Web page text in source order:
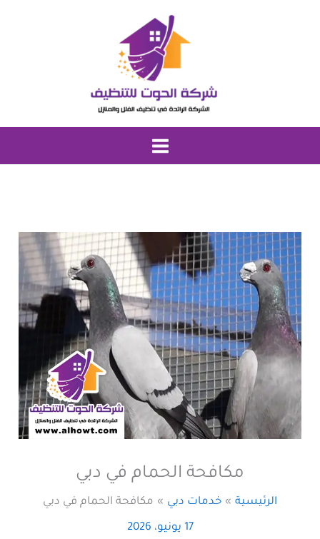
مكافحة الحمام في دبي
الرئيسية خدمات دبي مكافحة الحمام في دبي
17 يونيو، 2026